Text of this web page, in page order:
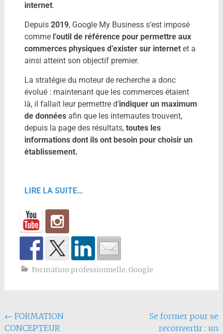
internet.
Depuis 2019, Google My Business s’est imposé
comme l’outil de référence pour permettre aux
commerces physiques d’exister sur internetet a
ainsi atteint son objectif premier.
La stratégie du moteur de recherche a donc
évolué : maintenant que les commerces étaient
là, il fallait leur permettre d’indiquer un maximum
de donnéesafin que les internautes trouvent,
depuis la page des résultats, toutes les
informations dont ils ont besoin pour choisir un
établissement.
LIRE LA SUITE…
Formation professionnelle, Google
← FORMATION
CONCEPTEUR
Se former pour se
reconvertir : un